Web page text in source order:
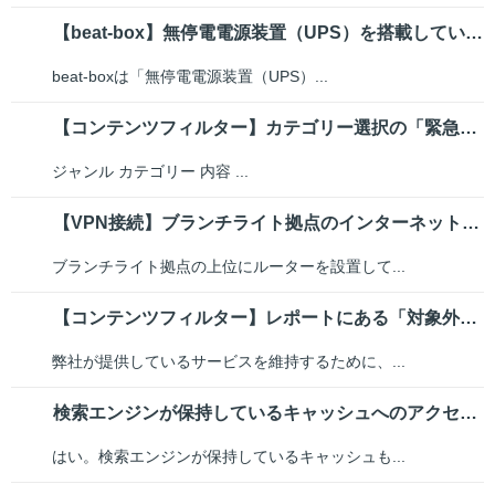
【beat-box】無停電電源装置（UPS）を搭載しているか
beat-boxは「無停電電源装置（UPS）...
【コンテンツフィルター】カテゴリー選択の「緊急」と「特殊」はどのようなサイ...
ジャンル カテゴリー 内容 ...
【VPN接続】ブランチライト拠点のインターネット側にルーターを設置すること...
ブランチライト拠点の上位にルーターを設置して...
【コンテンツフィルター】レポートにある「対象外」というカテゴリーはどんなものか
弊社が提供しているサービスを維持するために、...
検索エンジンが保持しているキャッシュへのアクセスも、フィルタリングの対象に...
はい。検索エンジンが保持しているキャッシュも...